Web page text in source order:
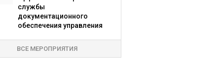
службы
документационного
обеспечения управления
ВСЕ МЕРОПРИЯТИЯ